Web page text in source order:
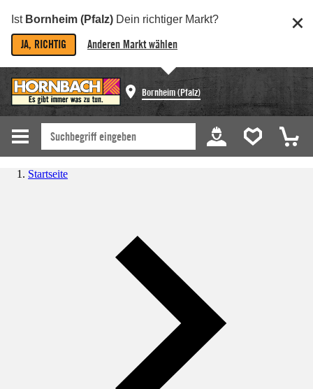
Ist Bornheim (Pfalz) Dein richtiger Markt?
JA, RICHTIG Anderen Markt wählen
Bornheim (Pfalz)
Startseite